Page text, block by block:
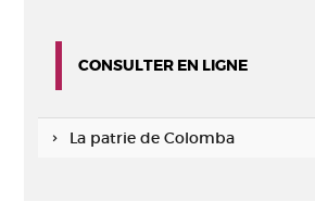
CONSULTER EN LIGNE
La patrie de Colomba